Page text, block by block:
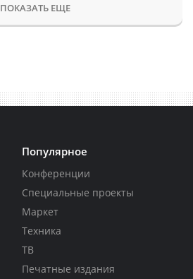
ПОКАЗАТЬ ЕЩЕ
Популярное
Конференции
Специальные проекты
Маркет
Техника
ТВ
Печатные издания